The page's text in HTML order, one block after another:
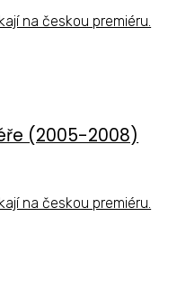
na českou premiéru.
(2005-2008)
na českou premiéru.